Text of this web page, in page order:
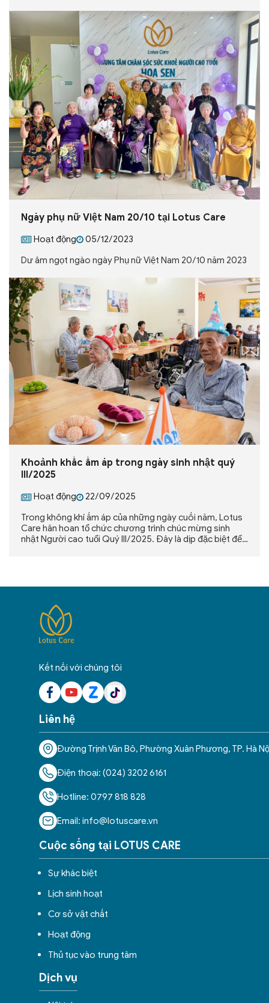
Ngày phụ nữ Việt Nam 20/10 tại Lotus Care
Hoạt động
05/12/2023
Dư âm ngọt ngào ngày Phụ nữ Việt Nam 20/10 năm 2023
Khoảnh khắc ấm áp trong ngày sinh nhật quý
III/2025
Hoạt động
22/09/2025
Trong không khí ấm áp của những ngày cuối năm, Lotus
Care hân hoan tổ chức chương trình chúc mừng sinh
nhật Người cao tuổi Quý III/2025. Đây là dịp đặc biệt để
Kết nối với chúng tôi
Liên hệ
Đường Trịnh Văn Bô, Phường Xuân Phương, TP. Hà
Điện thoại: (024) 3202 6161
Hotline: 0797 818 828
Email: info@lotuscare.vn
Cuộc sống tại LOTUS CARE
Sự khác biệt
Lịch sinh hoạt
Cơ sở vật chất
Hoạt động
Thủ tục vào trung tâm
Dịch vụ